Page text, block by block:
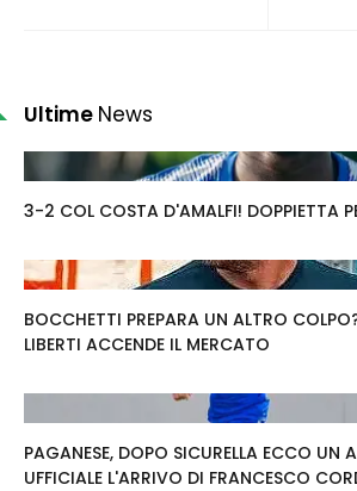
Ultime News
3-2 COL COSTA D'AMALFI! DOPPIETTA
BOCCHETTI PREPARA UN ALTRO
LIBERTI ACCENDE IL MERCATO
PAGANESE, DOPO SICURELLA ECCO UN
UFFICIALE L'ARRIVO DI FRANCESCO